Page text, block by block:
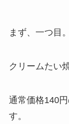
まず、一つ目
クリームたい
通常価格140
す。